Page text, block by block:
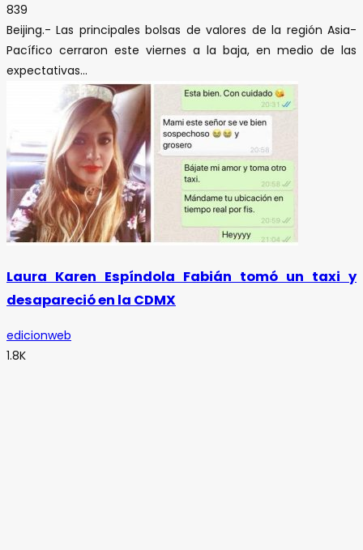
839
Beijing.- Las principales bolsas de valores de la región Asia-
Pacífico cerraron este viernes a la baja, en medio de las
expectativas...
Laura Karen Espíndola Fabián tomó un taxi y
desapareció en la CDMX
edicionweb
1.8K